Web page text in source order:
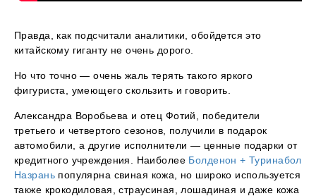
Правда, как подсчитали аналитики, обойдется это
китайскому гиганту не очень дорого.
Но что точно — очень жаль терять такого яркого
фигуриста, умеющего скользить и говорить.
Александра Воробьева и отец Фотий, победители
третьего и четвертого сезонов, получили в подарок
автомобили, а другие исполнители — ценные подарки от
кредитного учреждения. Наиболее Болденон + Туринабол
Назраньпопулярна свиная кожа, но широко используется
также крокодиловая, страусиная, лошадиная и даже кожа